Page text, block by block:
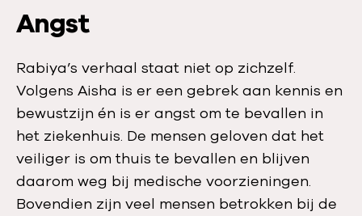
Angst
Rabiya’s verhaal staat niet op zichzelf.
Volgens Aisha is er een gebrek aan kennis en
bewustzijn én is er angst om te bevallen in
het ziekenhuis. De mensen geloven dat het
veiliger is om thuis te bevallen en blijven
daarom weg bij medische voorzieningen.
Bovendien zijn veel mensen betrokken bij de